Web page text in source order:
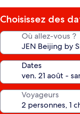
Choisissez des
Où allez-vous ?
Dates
Voyageurs